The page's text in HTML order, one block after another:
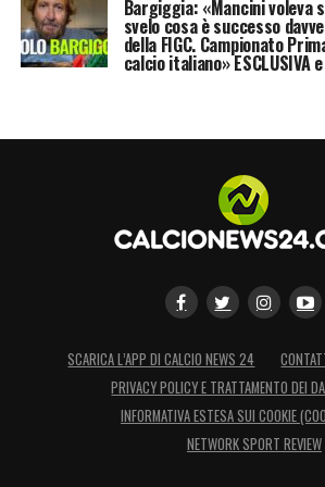
pellicole per telefonini,
telecomunicazioni. Senza
animato che sponsorizza
azienda più che
Juventus.
LA PLAYLIST DELLE NOSTRE
Bargiggia: «Mancini voleva
svelo cosa è successo
della FIGC. Campionato
calcio italiano» ESCLUSIVA e
SCARICA L’APP DI CALCIO NEWS 24
PRIVACY POLICY E TRATTAMENTO DEI
INFORMATIVA ESTESA SUI COOKIE
NETWORK SPORT REVIEW